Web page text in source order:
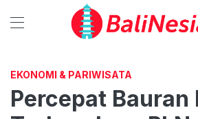
EKONOMI & PARIWISATA
Percepat Bauran